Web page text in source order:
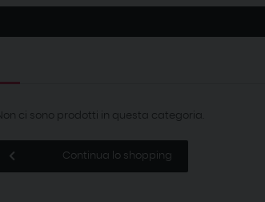
Non ci sono prodotti in questa categoria.
Continua lo shopping